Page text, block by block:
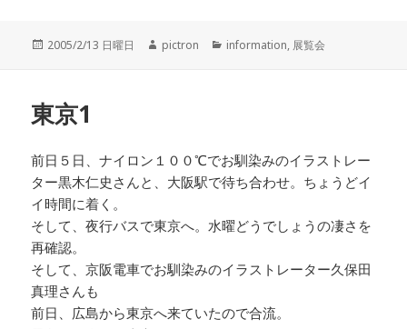
投
2005/2/13 日曜日
作
pictron
カ
information, 展覧会
東京1
前日５日、ナイロン１００℃でお馴染みのイラストレー
ター黒木仁史さんと、大阪駅で待ち合わせ。ちょうどイ
イ時間に着く。
そして、夜行バスで東京へ。水曜どうでしょうの凄さを
再確認。
そして、京阪電車でお馴染みのイラストレーター久保田
真理さんも
前日、広島から東京へ来ていたので合流。